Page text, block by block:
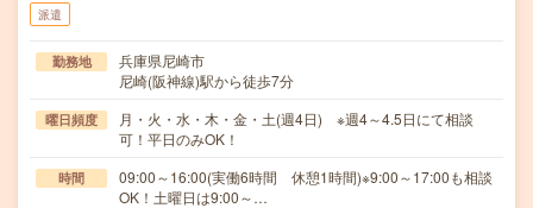
派遣
勤務地
兵庫県尼崎市
尼崎(阪神線)駅から徒歩7分
曜日頻度
月・火・水・木・金・土(週4日) ※週4～4.5日にて相談
可！平日のみOK！
時間
09:00～16:00(実働6時間 休憩1時間)※9:00～17:00も相談
OK！土曜日は9:00～…